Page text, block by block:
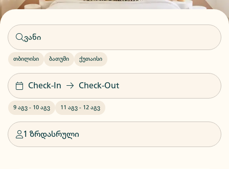
თბილისი ბათუმი ქუთაისი
Check-In Check-Out
9 აგვ - 10 აგვ 11 აგვ - 12 აგვ
1 ზრდასრული